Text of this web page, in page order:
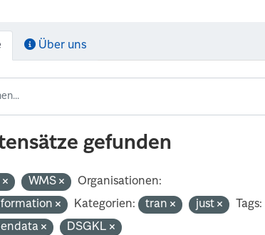
Über uns
gefunden
WMS
Organisationen:
Kategorien: tran just
Tags:
DSGKL